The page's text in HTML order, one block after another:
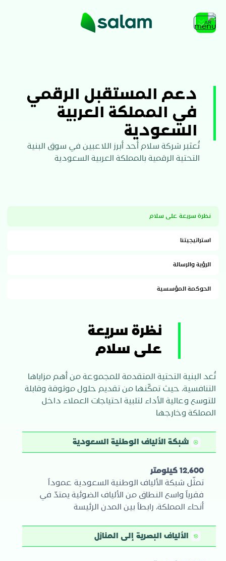
دعم المستقبل الرقمي
في المملكة العربية
السعودية
تُعتَبَر شركة سلام أحد أبرز اللاعبين في سوق البنية
التحتية الرقمية بالمملكة العربية السعودية
نظرة سريعة على سلام
استراتيجيتنا
الرؤية والرسالة
الحوكمة المؤسسية
نظرة سريعة
على سلام
تُعد البنية التحتية المتقدمة للمجموعة من أهم مزاياها
التنافسية، حيث تمكّنها من تقديم حلول موثوقة وقابلة
للتوسع وعالية الأداء لتلبية احتياجات العملاء داخل
المملكة وخارجها
شبكة الألياف الوطنية السعودية
12,600 كيلومتر
تمثّل شبكة الألياف الوطنية السعودية عموداً
فقرياً واسع النطاق من الألياف الضوئية يمتدّ في
أنحاء المملكة، رابطاً بين المدن الرئيسة
الألياف البصرية إلى المنازل